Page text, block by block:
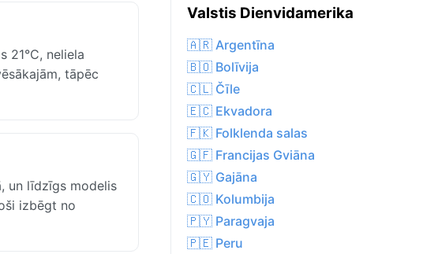
21°C, neliela
tāpēc
un līdzīgs modelis
izbēgt no
Valstis Dienvidamerika
🇦🇷 Argentīna
🇧🇴 Bolīvija
🇨🇱 Čīle
🇪🇨 Ekvadora
🇫🇰 Folklenda salas
🇬🇫 Francijas Gviāna
🇬🇾 Gajāna
🇨🇴 Kolumbija
🇵🇾 Paragvaja
🇵🇪 Peru